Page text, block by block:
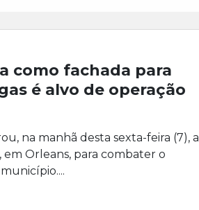
como fachada para
é alvo de operação
na manhã desta sexta-feira (7), a
em Orleans, para combater o